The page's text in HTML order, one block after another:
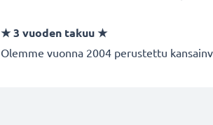
★3 vuoden takuu★
Olemme vuonna 2004 perustettu